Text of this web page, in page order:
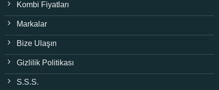
Kombi Fiyatları
Markalar
Bize Ulaşın
Gizlilik Politikası
S.S.S.